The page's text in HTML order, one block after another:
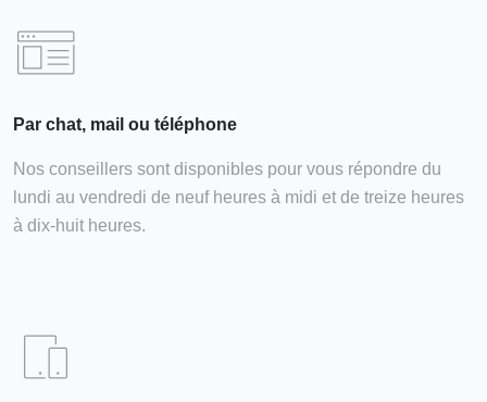
Par chat, mail ou téléphone
Nos conseillers sont disponibles pour vous répondre du
lundi au vendredi de neuf heures à midi et de treize heures
à dix-huit heures.